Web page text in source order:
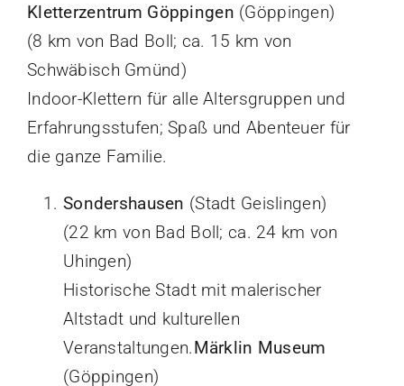
Kletterzentrum Göppingen (Göppingen)
(8 km von Bad Boll; ca. 15 km von
Schwäbisch Gmünd)
Indoor-Klettern für alle Altersgruppen und
Erfahrungsstufen; Spaß und Abenteuer für
die ganze Familie.
Sondershausen (Stadt Geislingen)
(22 km von Bad Boll; ca. 24 km von
Uhingen)
Historische Stadt mit malerischer
Altstadt und kulturellen
Veranstaltungen.Märklin Museum
(Göppingen)